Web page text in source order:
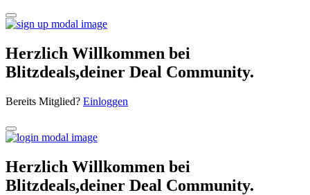
Herzlich Willkommen bei
Blitzdeals,deiner Deal Community.
Bereits Mitglied? Einloggen
Herzlich Willkommen bei
Blitzdeals,deiner Deal Community.